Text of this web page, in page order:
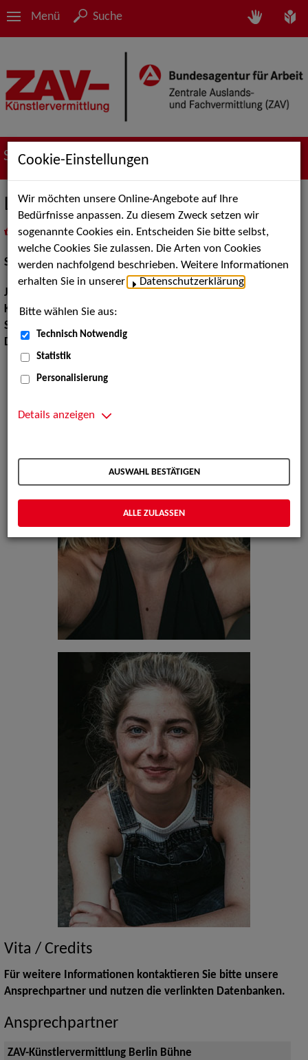
Menü Suche
Suche nach Künstler*innen
Lilian Prent
als PDF speichern
inMeine Merklistelegen
Schauspiel:Bühne
Jahrgang:
Körpergröße:158 cm
Sprachen:
Dialekte:
Vita / Credits
Für weitere Informationen kontaktieren Sie bitte unsere
Ansprechpartner und nutzen die verlinkten Datenbanken.
Ansprechpartner
ZAV-Künstlervermittlung Berlin Bühne
Cookie-Einstellungen
Wir möchten unsere Online-Angebote auf Ihre
Bedürfnisse anpassen. Zu diesem Zweck setzen wir
sogenannte Cookies ein. Entscheiden Sie bitte selbst,
welche Cookies Sie zulassen. Die Arten von Cookies
werden nachfolgend beschrieben. Weitere Informationen
erhalten Sie in unserer
Datenschutzerklärung
Bitte wählen Sie aus:
Technisch Notwendig
Statistik
Personalisierung
Details anzeigen
AUSWAHL BESTÄTIGEN
ALLE ZULASSEN